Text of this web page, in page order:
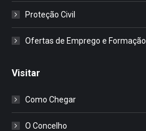
Proteção Civil
Ofertas de Emprego e Formação
Visitar
Como Chegar
O Concelho